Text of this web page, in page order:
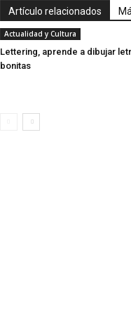
Artículo relacionados
Actualidad y Cultura
Lettering, aprende a dibujar
bonitas